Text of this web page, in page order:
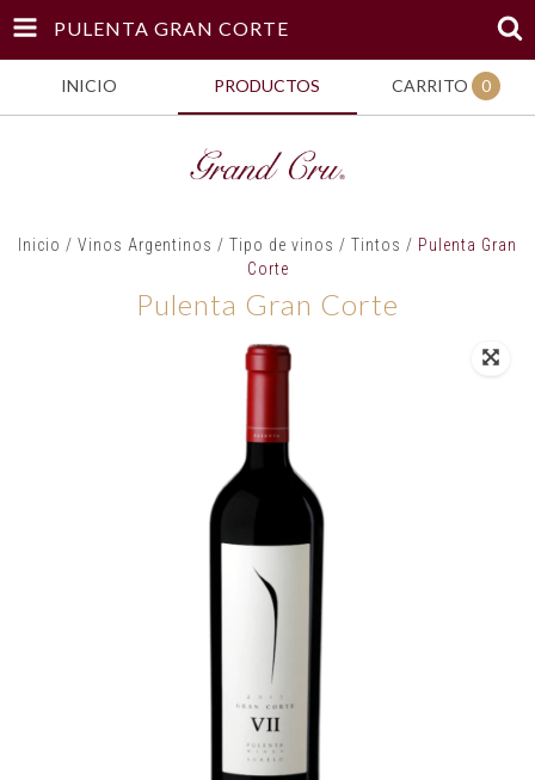
PULENTA GRAN CORTE
INICIO PRODUCTOS CARRITO 0
Inicio / Vinos Argentinos / Tipo de vinos / Tintos / Pulenta Gran
Corte
Pulenta Gran Corte